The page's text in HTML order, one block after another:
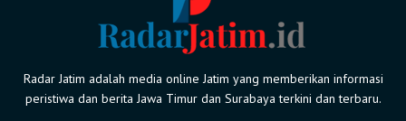
Radar Jatim adalah media online Jatim yang memberikan informasi
peristiwa dan berita Jawa Timur dan Surabaya terkini dan terbaru.